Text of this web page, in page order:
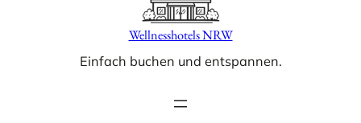
Wellnesshotels NRW
Einfach buchen und entspannen.